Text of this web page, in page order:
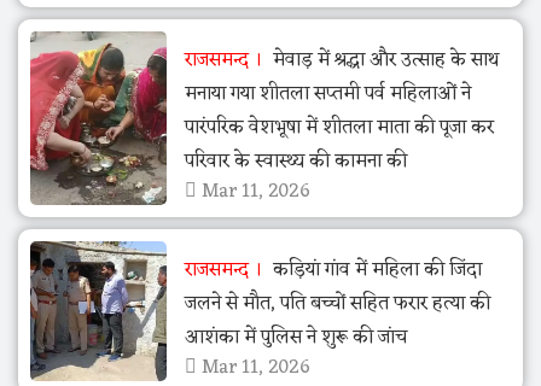
राजसमन्द
मेवाड़ में श्रद्धा और उत्साह के साथ
मनाया गया शीतला सप्तमी पर्व महिलाओं ने
पारंपरिक वेशभूषा में शीतला माता की पूजा कर
परिवार के स्वास्थ्य की कामना की
Mar 11, 2026
राजसमन्द
कड़ियां गांव में महिला की जिंदा
जलने से मौत, पति बच्चों सहित फरार हत्या की
आशंका में पुलिस ने शुरू की जांच
Mar 11, 2026